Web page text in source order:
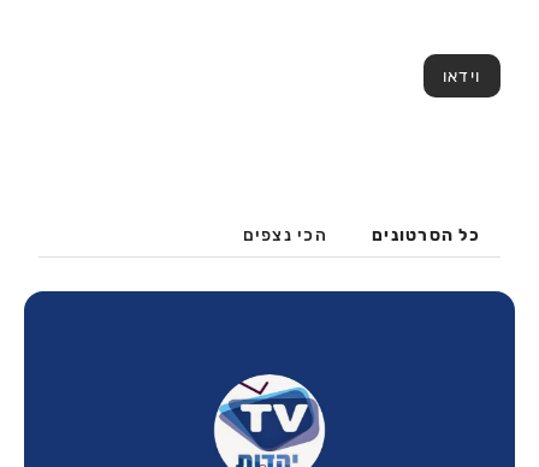
וידאו
כל הסרטונים הכי נצפים